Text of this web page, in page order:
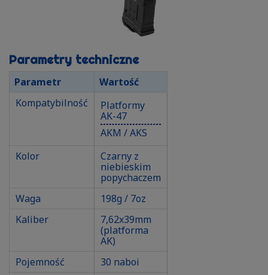
Parametry techniczne
Parametr
Wartość
Kompatybilność
Platformy
AK-47
AKM / AKS
Kolor
Czarny z
niebieskim
popychaczem
Waga
198g / 7oz
Kaliber
7,62x39mm
(platforma
AK)
Pojemność
30 naboi